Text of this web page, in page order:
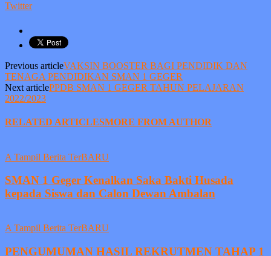
Twitter
Previous articleVAKSIN BOOSTER BAGI PENDIDIK DAN
TENAGA PENDIDIKAN SMAN 1 GEGER
Next articlePPDB SMAN 1 GEGER TAHUN PELAJARAN
2022/2023
RELATED ARTICLESMORE FROM AUTHOR
A Tampil Berita TerBARU
SMAN 1 Geger Kenalkan Saka Bakti Husada
kepada Siswa dan Calon Dewan Ambalan
A Tampil Berita TerBARU
PENGUMUMAN HASIL REKRUTMEN TAHAP 1